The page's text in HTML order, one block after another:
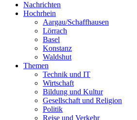
Nachrichten
Hochrhein
Aargau/Schaffhausen
Lörrach
Basel
Konstanz
Waldshut
Themen
Technik und IT
Wirtschaft
Bildung und Kultur
Gesellschaft und Religion
Politik
Reise und Verkehr